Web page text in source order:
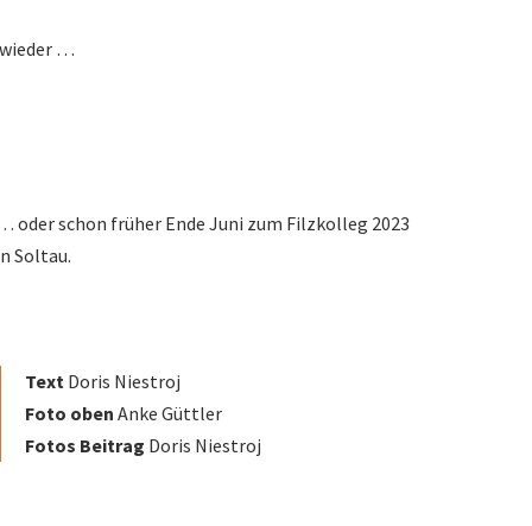
…
oder schon früher Ende Juni zum Filzkolleg 2023
Soltau.
Text Doris Niestroj
Foto oben Anke Güttler
Fotos Beitrag Doris Niestroj